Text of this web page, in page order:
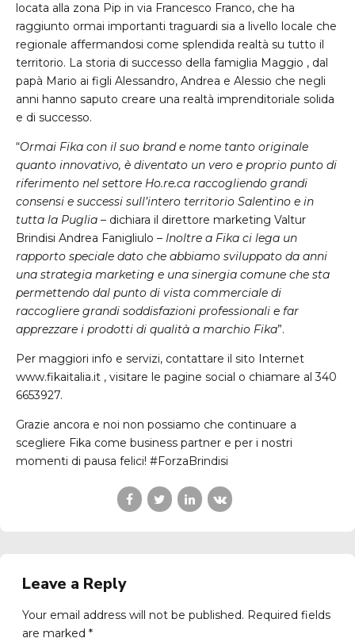
locata alla zona Pip in via Francesco Franco, che ha
raggiunto ormai importanti traguardi sia a livello locale che
regionale affermandosi come splendida realtà su tutto il
territorio. La storia di successo della famiglia Maggio , dal
papà Mario ai figli Alessandro, Andrea e Alessio che negli
anni hanno saputo creare una realtà imprenditoriale solida
e di successo.
“Ormai Fika con il suo brand e nome tanto originale
quanto innovativo, è diventato un vero e proprio punto di
riferimento nel settore Ho.re.ca raccogliendo grandi
consensi e successi sull’intero territorio Salentino e in
tutta la Puglia – dichiara il direttore marketing Valtur
Brindisi Andrea Fanigliulo – Inoltre a Fika ci lega un
rapporto speciale dato che abbiamo sviluppato da anni
una strategia marketing e una sinergia comune che sta
permettendo dal punto di vista commerciale di
raccogliere grandi soddisfazioni professionali e far
apprezzare i prodotti di qualità a marchio Fika”.
Per maggiori info e servizi, contattare il sito Internet
www.fikaitalia.it , visitare le pagine social o chiamare al 340
6653927.
Grazie ancora e noi non possiamo che continuare a
scegliere Fika come business partner e per i nostri
momenti di pausa felici! #ForzaBrindisi
Leave a Reply
Your email address will not be published. Required fields
are marked *